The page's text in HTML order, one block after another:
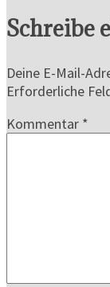
Schreibe
Deine E-Mail-
Erforderliche
Kommentar *